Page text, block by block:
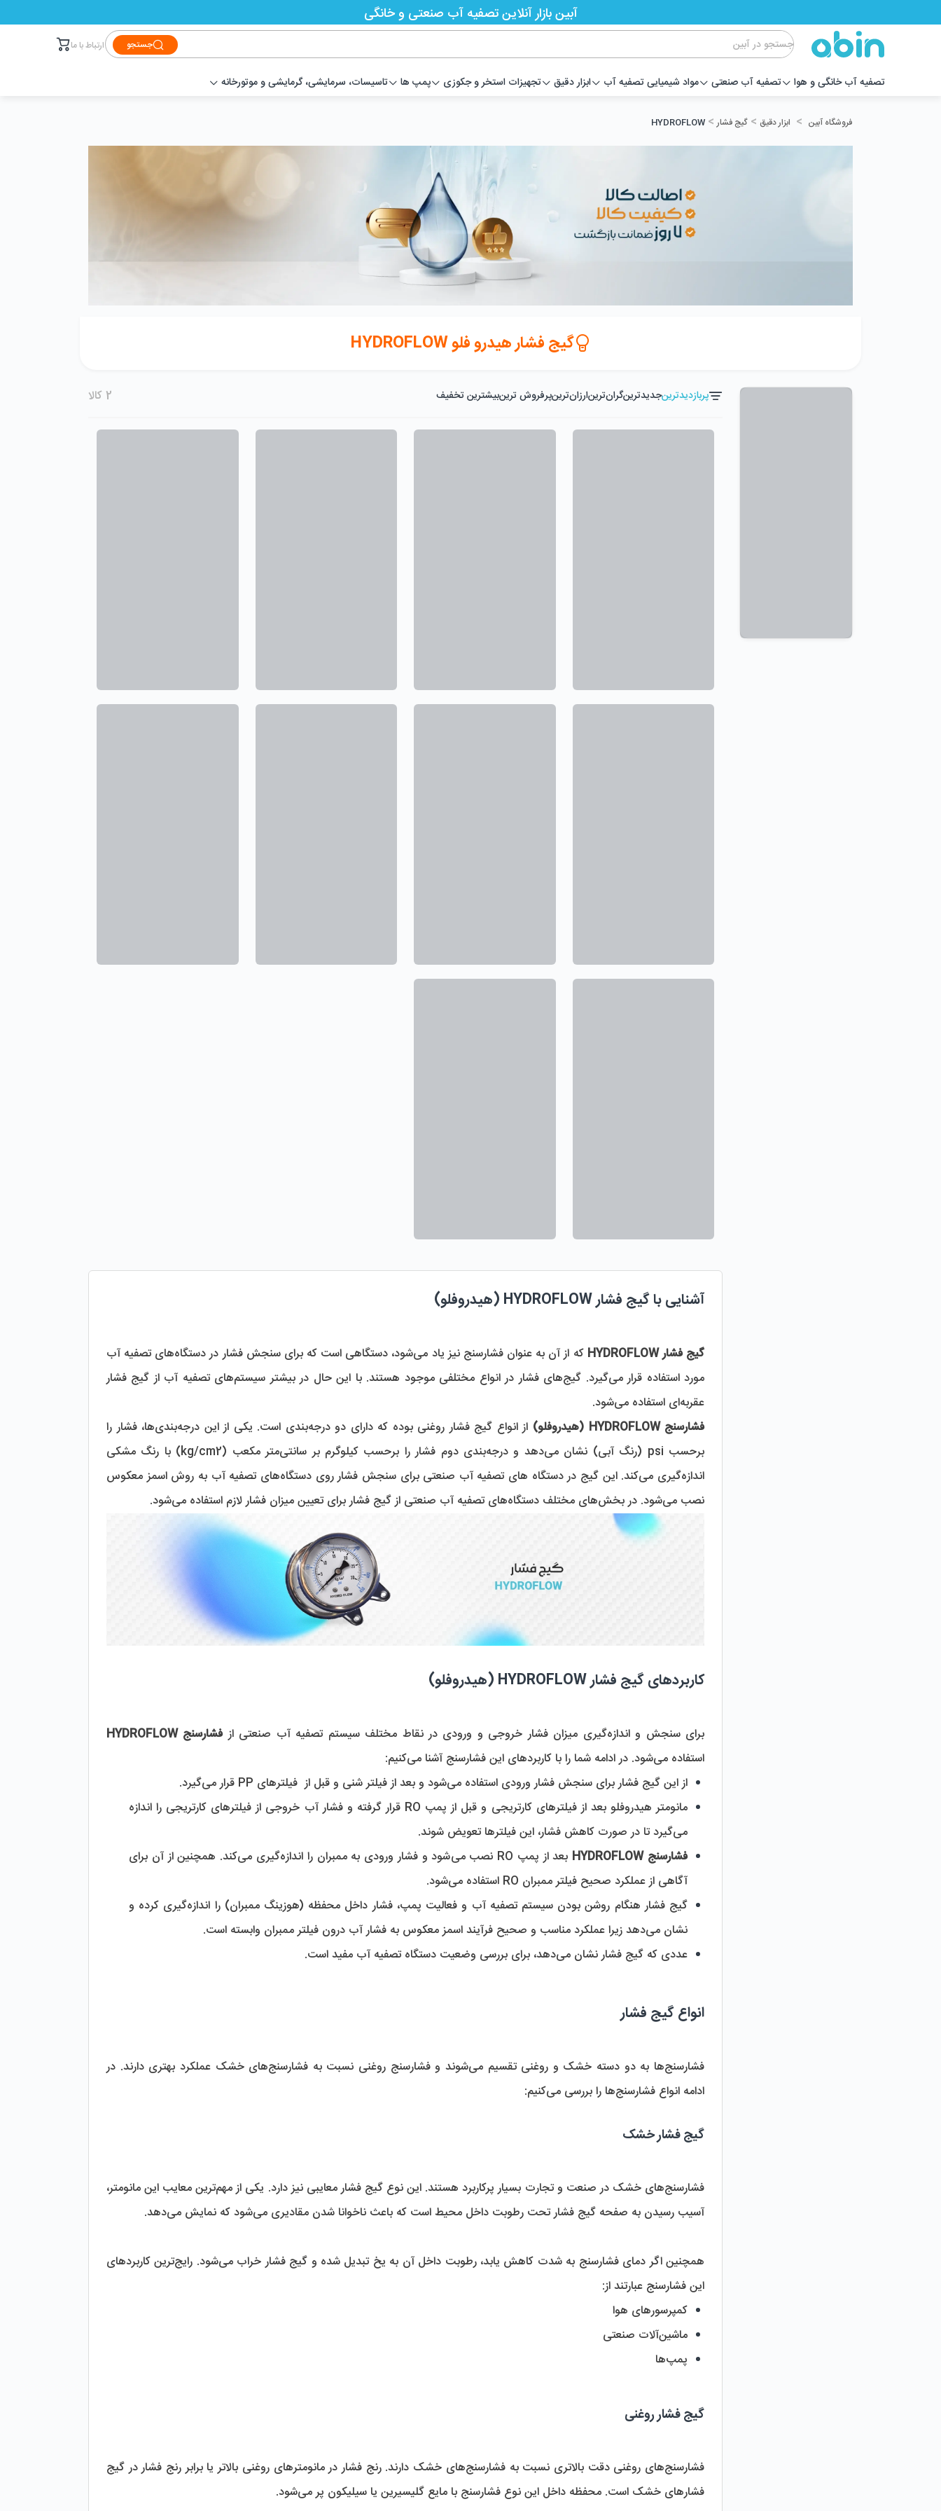
جستجو ارتباط با ما
تصفیه آب خانگی و هوا تصفیه آب صنعتی مواد شیمیایی تصفیه آب ابزار دقیق تجهیزات استخر و جکوزی پمپ ها تاسیسات، سرمایشی، گرمایشی و موتورخانه
آبین بازار آنلاین تصفیه آب صنعتی و خانگی
فروشگاه آبین > ابزار دقیق > گیج فشار >
HYDROFLOW
گیج فشار هیدرو فلو HYDROFLOW
پربازدیدترینجدیدترینگران‌ترینارزان‌ترینپرفروش ترینبیشترین تخفیف 2 کالا
آشنایی با گیج فشار HYDROFLOW (هیدروفلو)
گیج فشار HYDROFLOW
مورد استفاده قرار می‌گیرد. گیج‌های فشار در انواع مختلفی موجود هستند. با این حال در بیشتر سیستم‌های تصفیه آب از گیج فشار
عقربه‌ای استفاده می‌شود.
فشار‌سنج HYDROFLOW (هیدرو‌فلو)
نصب می‌شود. در بخش‌های مختلف دستگاه‌های تصفیه آب صنعتی از گیج فشار برای تعیین میزان فشار لازم استفاده می‌شود.
کاربردهای گیج ‌فشار HYDROFLOW (هیدروفلو)
برای سنجش و اندازه‌‌گیری میزان فشار خروجی و ورودی در نقاط مختلف سیستم تصفیه آب صنعتی از
فشارسنج HYDROFLOW
استفاده می‌شود. در ادامه شما را با کاربردهای این فشارسنج آشنا می‌کنیم:
از این گیج فشار برای سنجش فشار ورودی استفاده می‌شود و بعد از فیلتر شنی و قبل از  فیلترهای PP قرار می‌گیرد.
می‌گیرد تا در صورت کاهش فشار، این فیلترها تعویض شوند.
فشارسنج HYDROFLOW
آگاهی از عملکرد صحیح فیلتر ممبران RO استفاده می‌شود.
نشان می‌دهد زیرا عملکرد مناسب و صحیح فرآیند اسمز معکوس به فشار آب درون فیلتر ممبران وابسته است.
عددی که گیج فشار نشان می‌دهد، برای بررسی وضعیت دستگاه تصفیه آب مفید است.
انواع گیج فشار
فشارسنج‌ها به دو دسته خشک و روغنی تقسیم می‌شوند و فشارسنج روغنی نسبت به فشارسنج‌های خشک عملکرد بهتری دارند. در
ادامه انواع فشارسنج‌ها را بررسی می‌کنیم:
گیج فشار خشک
آسیب رسیدن به صفحه گیج فشار تحت رطوبت داخل محیط است که باعث ناخوانا شدن مقادیری می‌شود که نمایش می‌دهد.
این فشارسنج عبارتند از:
کمپرسورهای هوا
ماشین‌آلات صنعتی
پمپ‌ها
گیج فشار روغنی
فشارهای خشک است. محفظه داخل این نوع فشارسنج با مایع گلیسیرین یا سیلیکون پر می‌شود.